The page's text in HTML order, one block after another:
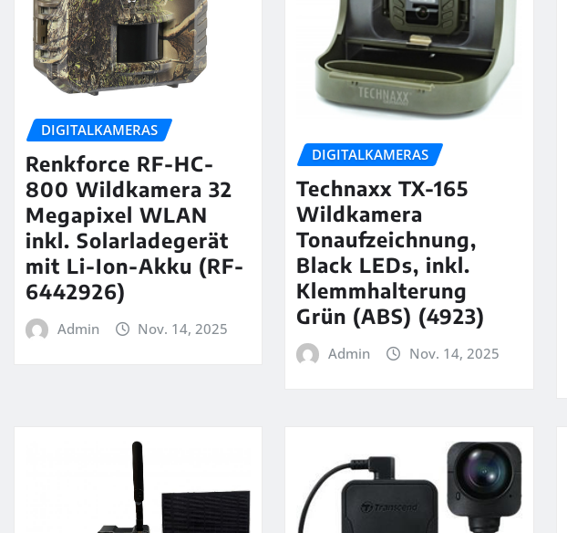
DIGITALKAMERAS
Renkforce RF-HC-
800 Wildkamera 32
Megapixel WLAN
inkl. Solarladegerät
mit Li-Ion-Akku (RF-
6442926)
Admin Nov. 14, 2025
DIGITALKAMERAS
Technaxx TX-165
Wildkamera
Tonaufzeichnung,
Black LEDs, inkl.
Klemmhalterung
Grün (ABS) (4923)
Admin Nov. 14, 2025